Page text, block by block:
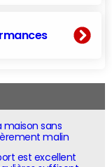
maison sans
malin
est excellent